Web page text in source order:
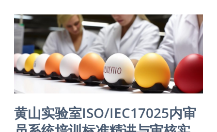
黄山实验室ISO/IEC17025内审